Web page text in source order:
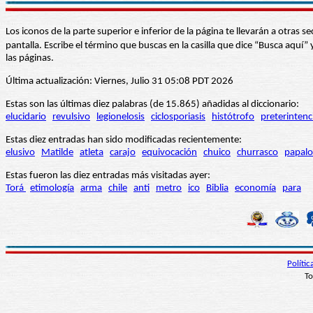
Los iconos de la parte superior e inferior de la página te llevarán a otras
pantalla. Escribe el término que buscas en la casilla que dice “Busca
las páginas.
Última actualización: Viernes, Julio 31 05:08 PDT 2026
Estas son las últimas diez palabras (de 15.865) añadidas al diccionario:
elucidario
revulsivo legionelosis ciclosporiasis histótrofo
Estas diez entradas han sido modificadas recientemente:
elusivo
Matilde atleta carajo equivocación chuico churrasco
Estas fueron las diez entradas más visitadas ayer:
Torá etimología arma chile anti metro ico Biblia economía para